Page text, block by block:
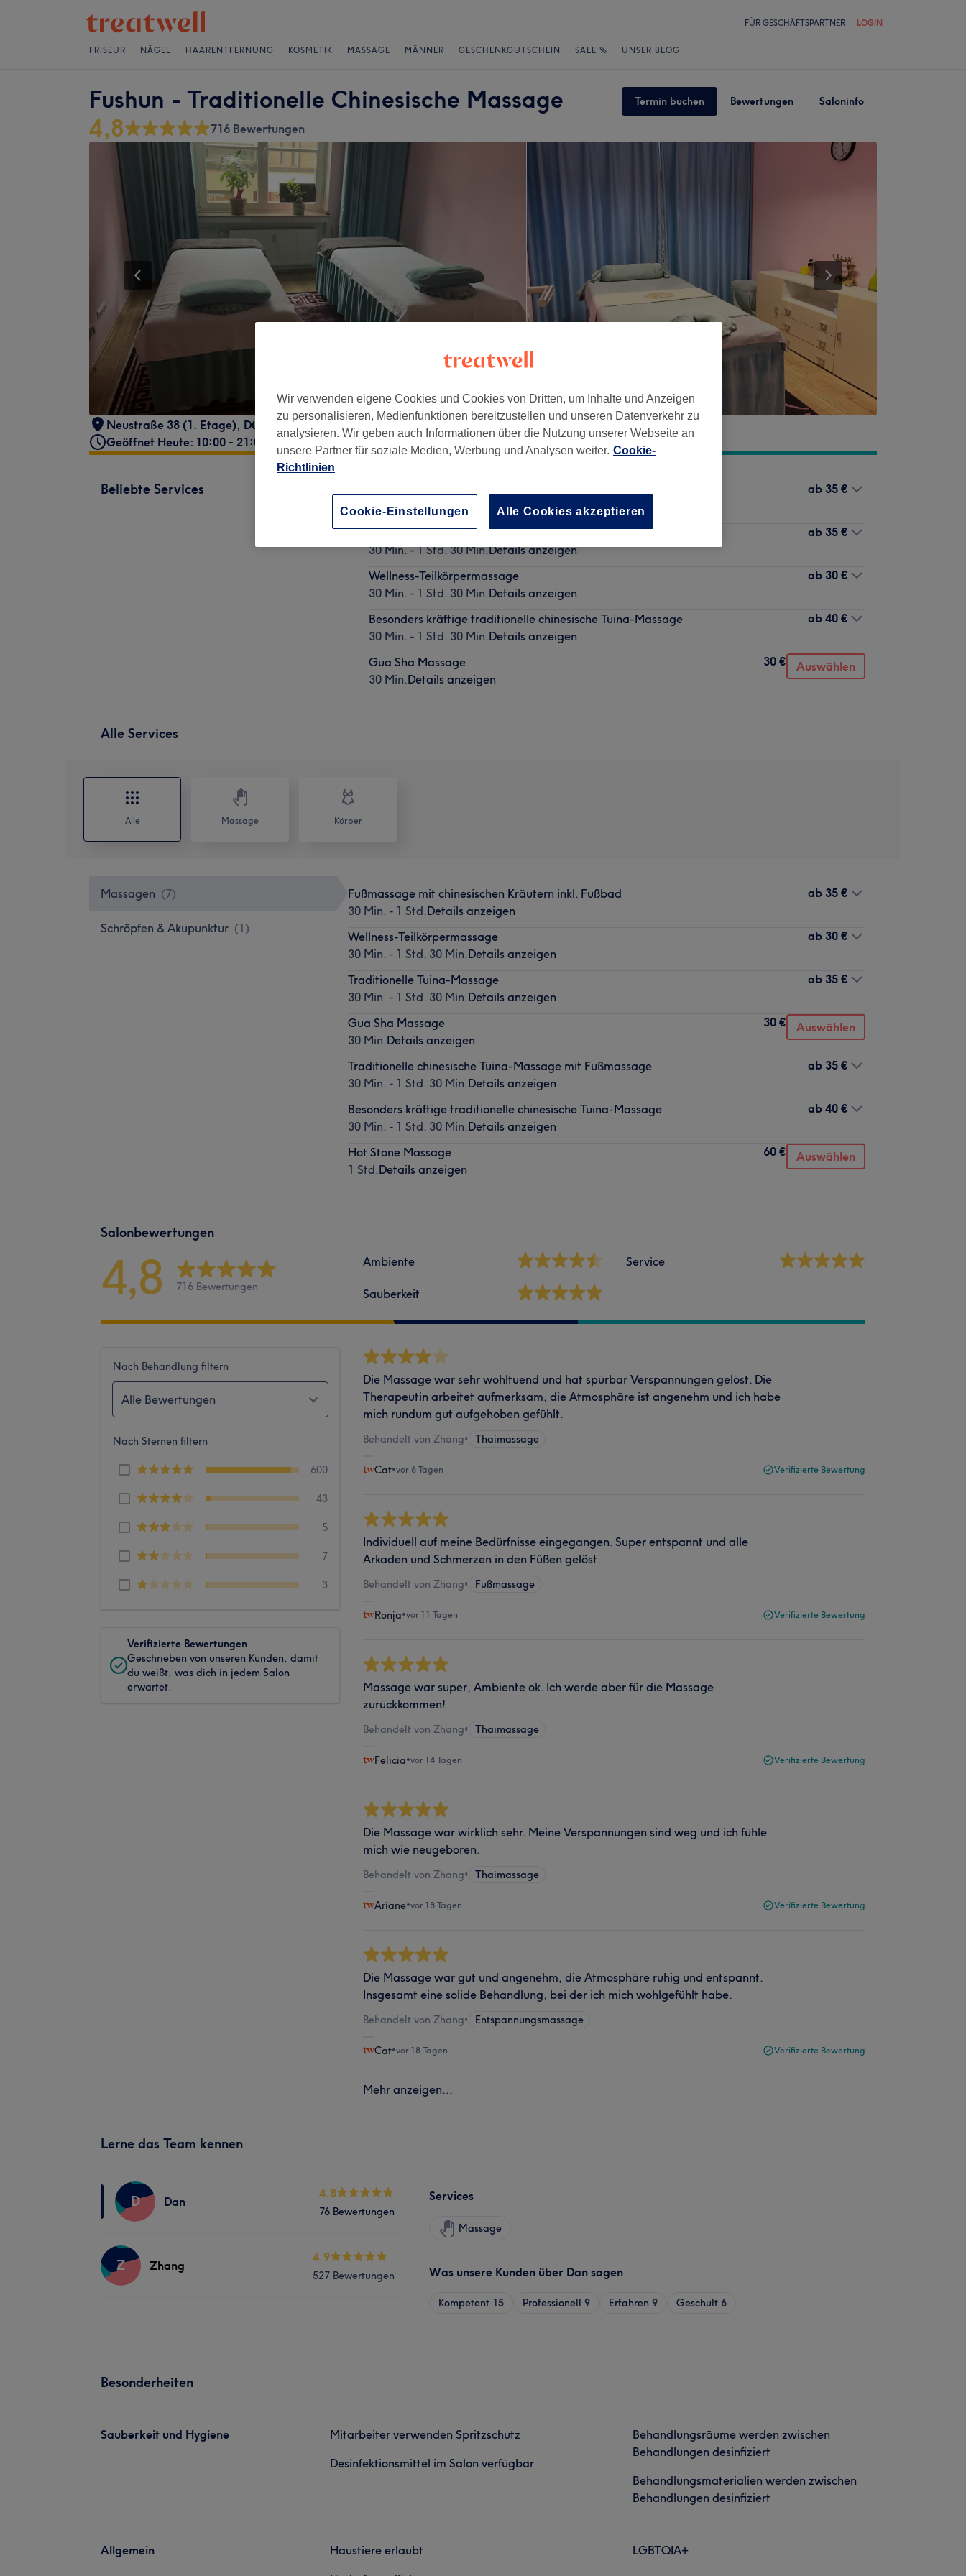
FÜR GESCHÄFTSPARTNER LOGIN
FRISEUR NÄGEL HAARENTFERNUNG KOSMETIK MASSAGE MÄNNER GESCHENKGUTSCHEIN SALE % UNSER BLOG
Fushun - Traditionelle Chinesische Massage Termin buchen Bewertungen Saloninfo
4,8 716 Bewertungen
Neustraße 38 (1. Etage), Düsseldorf, Altstadt, 40213
Geöffnet Heute: 10:00 - 21:00
Beliebte Services
30 Min. - 1 Std. 30 Min.
Details anzeigen
ab 35 €
Traditionelle chinesische Tuina-Massage mit Fußmassage
30 Min. - 1 Std. 30 Min.Details anzeigen
ab 35 €
Wellness-Teilkörpermassage
30 Min. - 1 Std. 30 Min.Details anzeigen
ab 30 €
Besonders kräftige traditionelle chinesische Tuina-Massage
30 Min. - 1 Std. 30 Min.Details anzeigen
ab 40 €
Gua Sha Massage
30 Min.Details anzeigen
30 € Auswählen
Alle Services
Alle Massage Körper
Massagen (7)
Schröpfen & Akupunktur (1)
Fußmassage mit chinesischen Kräutern inkl. Fußbad
30 Min. - 1 Std.Details anzeigen
ab 35 €
Wellness-Teilkörpermassage
30 Min. - 1 Std. 30 Min.Details anzeigen
ab 30 €
Traditionelle Tuina-Massage
30 Min. - 1 Std. 30 Min.Details anzeigen
ab 35 €
Gua Sha Massage
30 Min.Details anzeigen
30 € Auswählen
Traditionelle chinesische Tuina-Massage mit Fußmassage
30 Min. - 1 Std. 30 Min.Details anzeigen
ab 35 €
Besonders kräftige traditionelle chinesische Tuina-Massage
30 Min. - 1 Std. 30 Min.Details anzeigen
ab 40 €
Hot Stone Massage
1 Std.Details anzeigen
60 € Auswählen
Salonbewertungen
4,8 716 Bewertungen
Ambiente
Sauberkeit
Service
Nach Behandlung filtern
Alle Bewertungen
Nach Sternen filtern
600
43
5
7
3
Verifizierte Bewertungen
Geschrieben von unseren Kunden, damit
du weißt, was dich in jedem Salon
erwartet.
Die Massage war sehr wohltuend und hat spürbar Verspannungen gelöst. Die
Therapeutin arbeitet aufmerksam, die Atmosphäre ist angenehm und ich habe
mich rundum gut aufgehoben gefühlt.
Behandelt von Zhang• Thaimassage
Cat•vor 6 Tagen Verifizierte Bewertung
Individuell auf meine Bedürfnisse eingegangen. Super entspannt und alle
Arkaden und Schmerzen in den Füßen gelöst.
Behandelt von Zhang• Fußmassage
Ronja•vor 11 Tagen Verifizierte Bewertung
Massage war super, Ambiente ok. Ich werde aber für die Massage
zurückkommen!
Behandelt von Zhang• Thaimassage
Felicia•vor 14 Tagen Verifizierte Bewertung
Die Massage war wirklich sehr. Meine Verspannungen sind weg und ich fühle
mich wie neugeboren.
Behandelt von Zhang• Thaimassage
Ariane•vor 18 Tagen Verifizierte Bewertung
Die Massage war gut und angenehm, die Atmosphäre ruhig und entspannt.
Insgesamt eine solide Behandlung, bei der ich mich wohlgefühlt habe.
Behandelt von Zhang• Entspannungsmassage
Cat•vor 18 Tagen Verifizierte Bewertung
Mehr anzeigen...
Lerne das Team kennen
D Dan
4.8
76 Bewertungen
Z Zhang
4.9
527 Bewertungen
Services
Massage
Was unsere Kunden über Dan sagen
Kompetent 15 Professionell 9 Erfahren 9 Geschult 6
Besonderheiten
Sauberkeit und Hygiene
Mitarbeiter verwenden Spritzschutz
Desinfektionsmittel im Salon verfügbar
Behandlungsräume werden zwischen
Behandlungen desinfiziert
Behandlungsmaterialien werden zwischen
Behandlungen desinfiziert
Allgemein
Haustiere erlaubt
LGBTQIA+
Wir verwenden eigene Cookies und Cookies von Dritten, um Inhalte und Anzeigen
zu personalisieren, Medienfunktionen bereitzustellen und unseren Datenverkehr zu
analysieren. Wir geben auch Informationen über die Nutzung unserer Webseite an
unsere Partner für soziale Medien, Werbung und Analysen weiter. Cookie-
Richtlinien
Cookie-Einstellungen Alle Cookies akzeptieren